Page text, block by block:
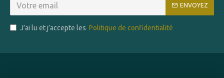
ENVOYEZ
J’ai lu et j’accepte les Politique de confidentialité